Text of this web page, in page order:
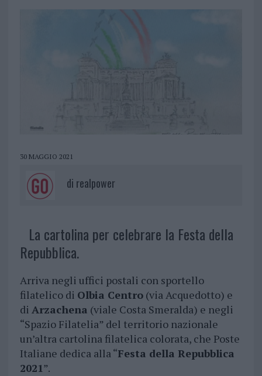
30 MAGGIO 2021
di realpower
La cartolina per celebrare la Festa della
Repubblica.
Arriva negli uffici postali con sportello
filatelico di Olbia Centro(via Acquedotto) e
di Arzachena (viale Costa Smeralda) e negli
“Spazio Filatelia” del territorio nazionale
un’altra cartolina filatelica colorata, che Poste
Italiane dedica alla “Festa della Repubblica
2021”.